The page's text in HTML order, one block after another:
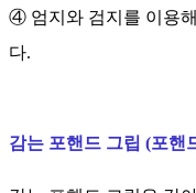
④ 엄지와 검지를 이용
다.
감는 포핸드 그립 (포핸